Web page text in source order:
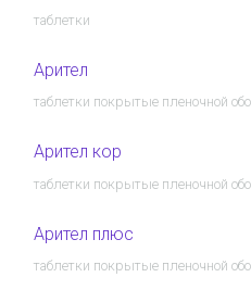
таблетки
Арител
таблетки покрытые пленочной
Арител кор
таблетки покрытые пленочной
Арител плюс
таблетки покрытые пленочной